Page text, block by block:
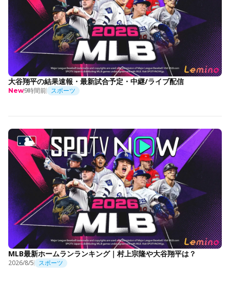
大谷翔平の結果速報・最新試合予定・中継/ライブ配信
New9時間前 スポーツ
MLB最新ホームランランキング｜村上宗隆や大谷翔平は？
2026/8/5 スポーツ